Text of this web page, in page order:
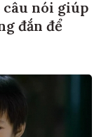
câu nói giúp
đắn để